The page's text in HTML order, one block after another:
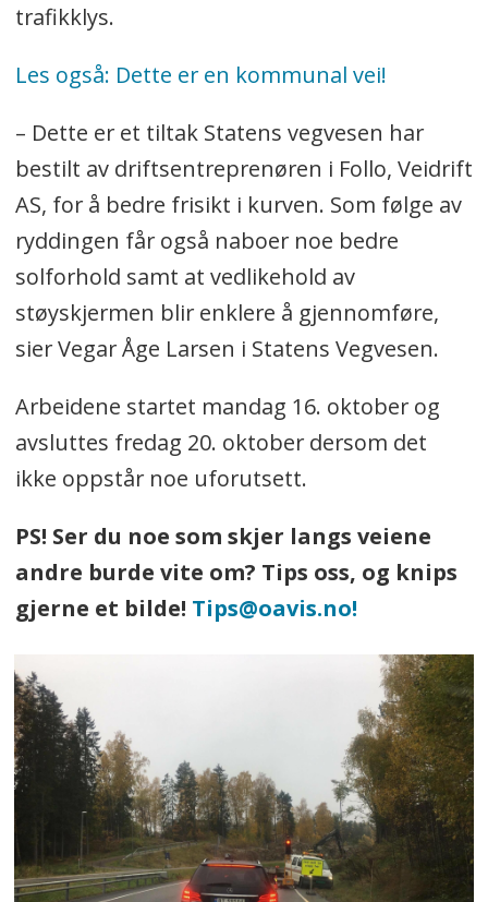
trafikklys.
Les også: Dette er en kommunal vei!
– Dette er et tiltak Statens vegvesen har
bestilt av driftsentreprenøren i Follo, Veidrift
AS, for å bedre frisikt i kurven. Som følge av
ryddingen får også naboer noe bedre
solforhold samt at vedlikehold av
støyskjermen blir enklere å gjennomføre,
sier Vegar Åge Larsen i Statens Vegvesen.
Arbeidene startet mandag 16. oktober og
avsluttes fredag 20. oktober dersom det
ikke oppstår noe uforutsett.
PS! Ser du noe som skjer langs veiene
andre burde vite om? Tips oss, og knips
gjerne et bilde! Tips@oavis.no!